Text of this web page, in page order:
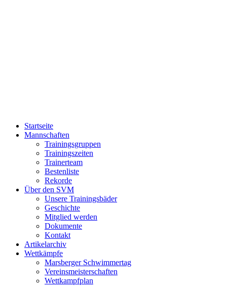
Startseite
Mannschaften
Trainingsgruppen
Trainingszeiten
Trainerteam
Bestenliste
Rekorde
Über den SVM
Unsere Trainingsbäder
Geschichte
Mitglied werden
Dokumente
Kontakt
Artikelarchiv
Wettkämpfe
Marsberger Schwimmertag
Vereinsmeisterschaften
Wettkampfplan